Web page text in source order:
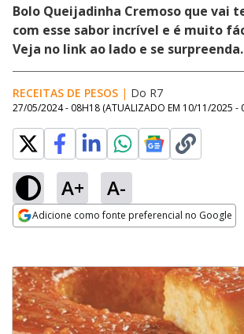
Bolo Queijadinha Cremoso que vai
com esse sabor incrível e é muito
Veja no link ao lado e se
RECEITAS DE PESOS | Do R7
27/05/2024 - 08H18 (ATUALIZADO EM 10/11/2025 -
A+ A-
Adicione como fonte preferencial no Google